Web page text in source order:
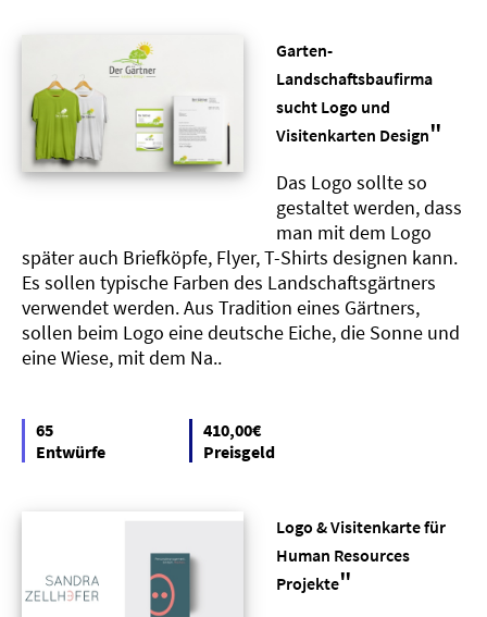
Garten-
Landschaftsbaufirma
sucht Logo und
Visitenkarten Design"
Das Logo sollte so
gestaltet werden, dass
man mit dem Logo
später auch Briefköpfe, Flyer, T-Shirts designen kann.
Es sollen typische Farben des Landschaftsgärtners
verwendet werden. Aus Tradition eines Gärtners,
sollen beim Logo eine deutsche Eiche, die Sonne und
eine Wiese, mit dem Na..
65
Entwürfe
410,00€
Preisgeld
Logo & Visitenkarte für
Human Resources
Projekte"